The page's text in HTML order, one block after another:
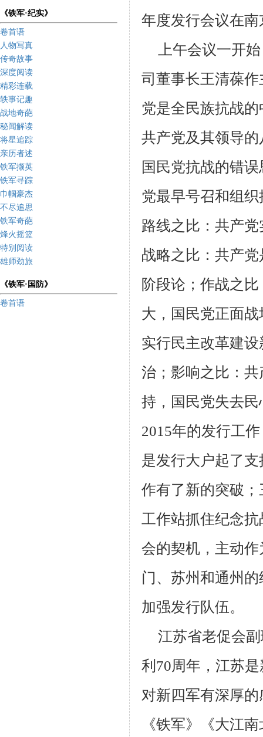
《铁军·纪实》
卷首语
人物写真
传奇故事
深度阅读
精彩连载
轶事记趣
战地奇葩
秘闻解读
将星追踪
亲历者述
铁军撷英
铁军寻踪
巾帼豪杰
不尽追思
铁军奇葩
烽火摇篮
特别阅读
雄师劲旅
《铁军·国防》
卷首语
年度发行会议在
上午会议一开
司董事长王清葆
党是全民族抗战
共产党及其领导
国民党抗战的错
党最早号召和组
路线之比：共产
战略之比：共产
阶段论；作战之
大，国民党正面
实行民主改革建
治；影响之比：
持，国民党失去
2015年的发行工
是发行大户起了
作有了新的突破
工作站抓住纪念抗
会的契机，主动
门、苏州和通州
加强发行队伍。
江苏省老促会
利 70周年，江苏
对新四军有深厚
《铁军》《大江